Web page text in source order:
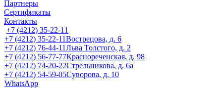
Партнеры
Сертификаты
Контакты
+7 (4212) 35-22-11
+7 (4212) 35-22-11Вострецова, д. 6
+7 (4212) 76-44-11Льва Толстого, д. 2
+7 (4212) 56-77-77Краснореченская, д. 98
+7 (4212) 74-20-22Стрельникова, д. 6а
+7 (4212) 54-59-05Суворова, д. 10
WhatsApp